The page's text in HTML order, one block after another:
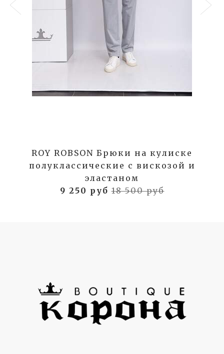
ROY ROBSON Брюки на кулиске
полуклассические с вискозой и
эластаном
9 250 руб18 500 руб